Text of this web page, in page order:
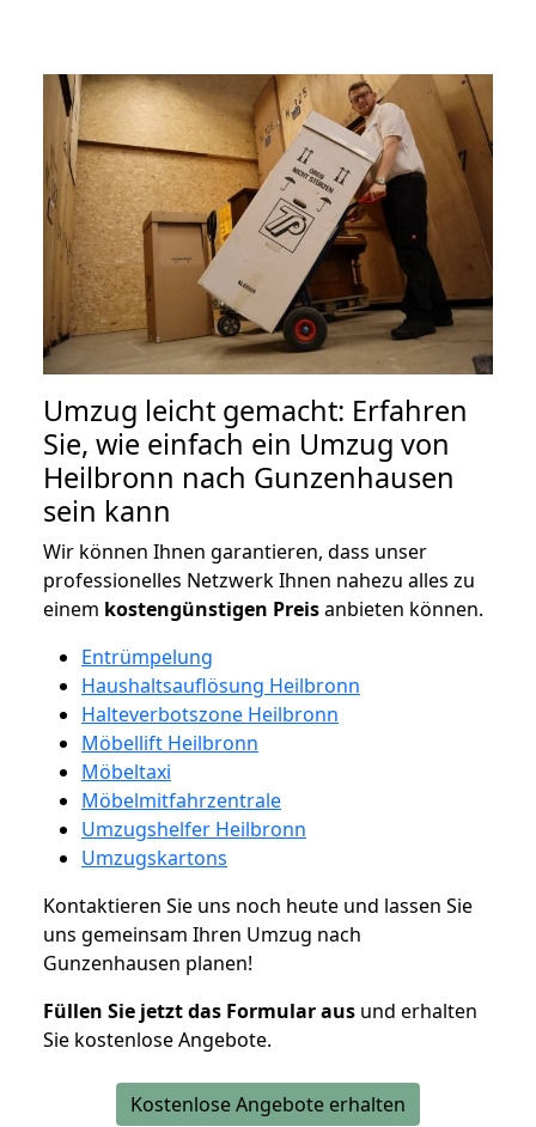
Umzug leicht gemacht: Erfahren
Sie, wie einfach ein Umzug von
Heilbronn nach Gunzenhausen
sein kann
Wir können Ihnen garantieren, dass unser
professionelles Netzwerk Ihnen nahezu alles zu
einem kostengünstigen Preisanbieten können.
Entrümpelung
Haushaltsauflösung Heilbronn
Halteverbotszone Heilbronn
Möbellift Heilbronn
Möbeltaxi
Möbelmitfahrzentrale
Umzugshelfer Heilbronn
Umzugskartons
Kontaktieren Sie uns noch heute und lassen Sie
uns gemeinsam Ihren Umzug nach
Gunzenhausen planen!
Füllen Sie jetzt das Formular aus und erhalten
Sie kostenlose Angebote.
Kostenlose Angebote erhalten